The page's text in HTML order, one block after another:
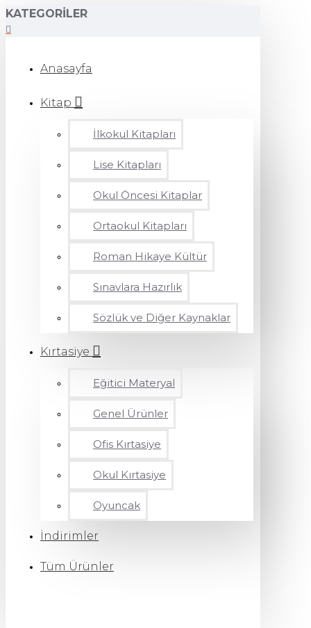
KATEGORILER
Anasayfa
Kitap
İlkokul Kitapları
Lise Kitapları
Okul Öncesi Kitaplar
Ortaokul Kitapları
Roman Hikaye Kültür
Sınavlara Hazırlık
Sözlük ve Diğer Kaynaklar
Kırtasiye
Eğitici Materyal
Genel Ürünler
Ofis Kırtasiye
Okul Kırtasiye
Oyuncak
İndirimler
Tüm Ürünler